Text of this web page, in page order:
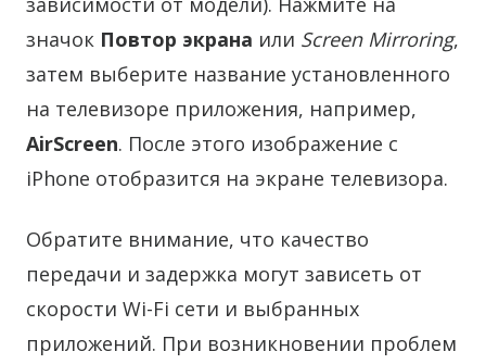
значок Повтор экрана или Screen Mirroring,
затем выберите название установленного
на телевизоре приложения, например,
AirScreen. После этого изображение с
iPhone отобразится на экране телевизора.
Обратите внимание, что качество
передачи и задержка могут зависеть от
скорости Wi-Fi сети и выбранных
приложений. При возникновении проблем